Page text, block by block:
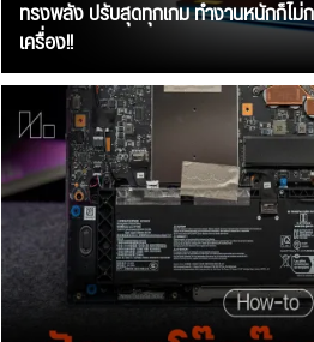
ทรงพลัง ปรับสุดทุกเกม ทำงานหนักก็ไม่
เครื่อง!!